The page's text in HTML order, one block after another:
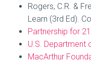
Rogers, C.R. &
Learn (3rd Ed).
Partnership for
U.S. Department
MacArthur